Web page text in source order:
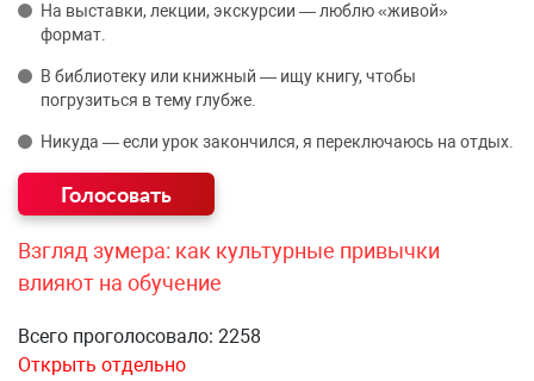
На выставки, лекции, экскурсии — люблю «живой»
формат.
В библиотеку или книжный — ищу книгу, чтобы
погрузиться в тему глубже.
Никуда — если урок закончился, я переключаюсь на отдых.
Взгляд зумера: как культурные привычки
влияют на обучение
Всего проголосовало: 2258
Открыть отдельно